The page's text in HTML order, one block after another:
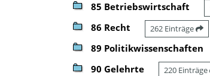
85 Betriebswirtschaft
86 Recht 262 Einträge
89 Politikwissenschaften
90 Gelehrte 220 Einträge